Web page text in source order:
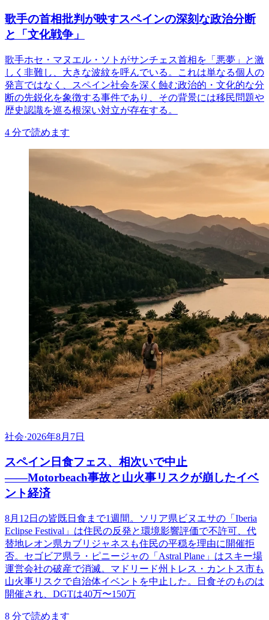
歌手の首相批判が映すスペインの深刻な政治分断
と「文化戦争」
歌手ホセ・マヌエル・ソトがサンチェス首相を「悪夢」と激
しく非難し、大きな波紋を呼んでいる。これは単なる個人の
発言ではなく、スペイン社会を深く蝕む政治的・文化的な分
断の先鋭化を象徴する事件であり、その背景には移民問題や
歴史認識を巡る根深い対立が存在する。
4 分で読めます
社会·2026年8月7日
スペイン日食フェス、相次いで中止
――Motorbeach事故と山火事リスクが崩したイベ
ント経済
8月12日の皆既日食まで1週間。ソリア県ビヌエサの「Iberia
Eclipse Festival」は住民の反発と環境影響評価で不許可、代
替地レオン県カブリジャネスも住民の平穏を理由に開催拒
否。セゴビア県ラ・ピニージャの「Astral Plane」はスキー場
運営会社の破産で消滅。マドリード州トレス・カントス市も
山火事リスクで自治体イベントを中止した。日食そのものは
開催され、DGTは40万〜150万
8 分で読めます